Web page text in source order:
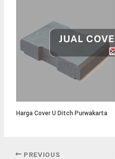
Harga Cover U Ditch Purwakarta
PREVIOUS